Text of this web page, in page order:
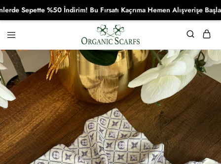
Organikscarf
Sepette %50 İndirim! Bu Fırsatı Kaçrıma Hemen Alışverişe Başla!